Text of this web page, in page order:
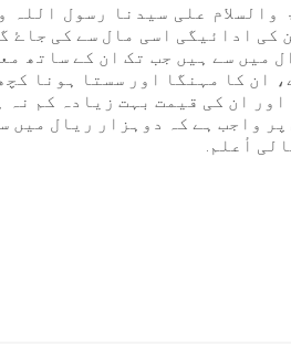
والسلام علی سیدنا رسول
کی ادائیگی اسی مال سے کی جاۓ
میں سے ہیں جب تک ان کے ساتھ
ان کا مہنگا اور سستا ہونا
اور ان کی قیمت بہت زیادہ کم نہ
پر واجب ہے کہ دوہزار ریال میں
أعلم.